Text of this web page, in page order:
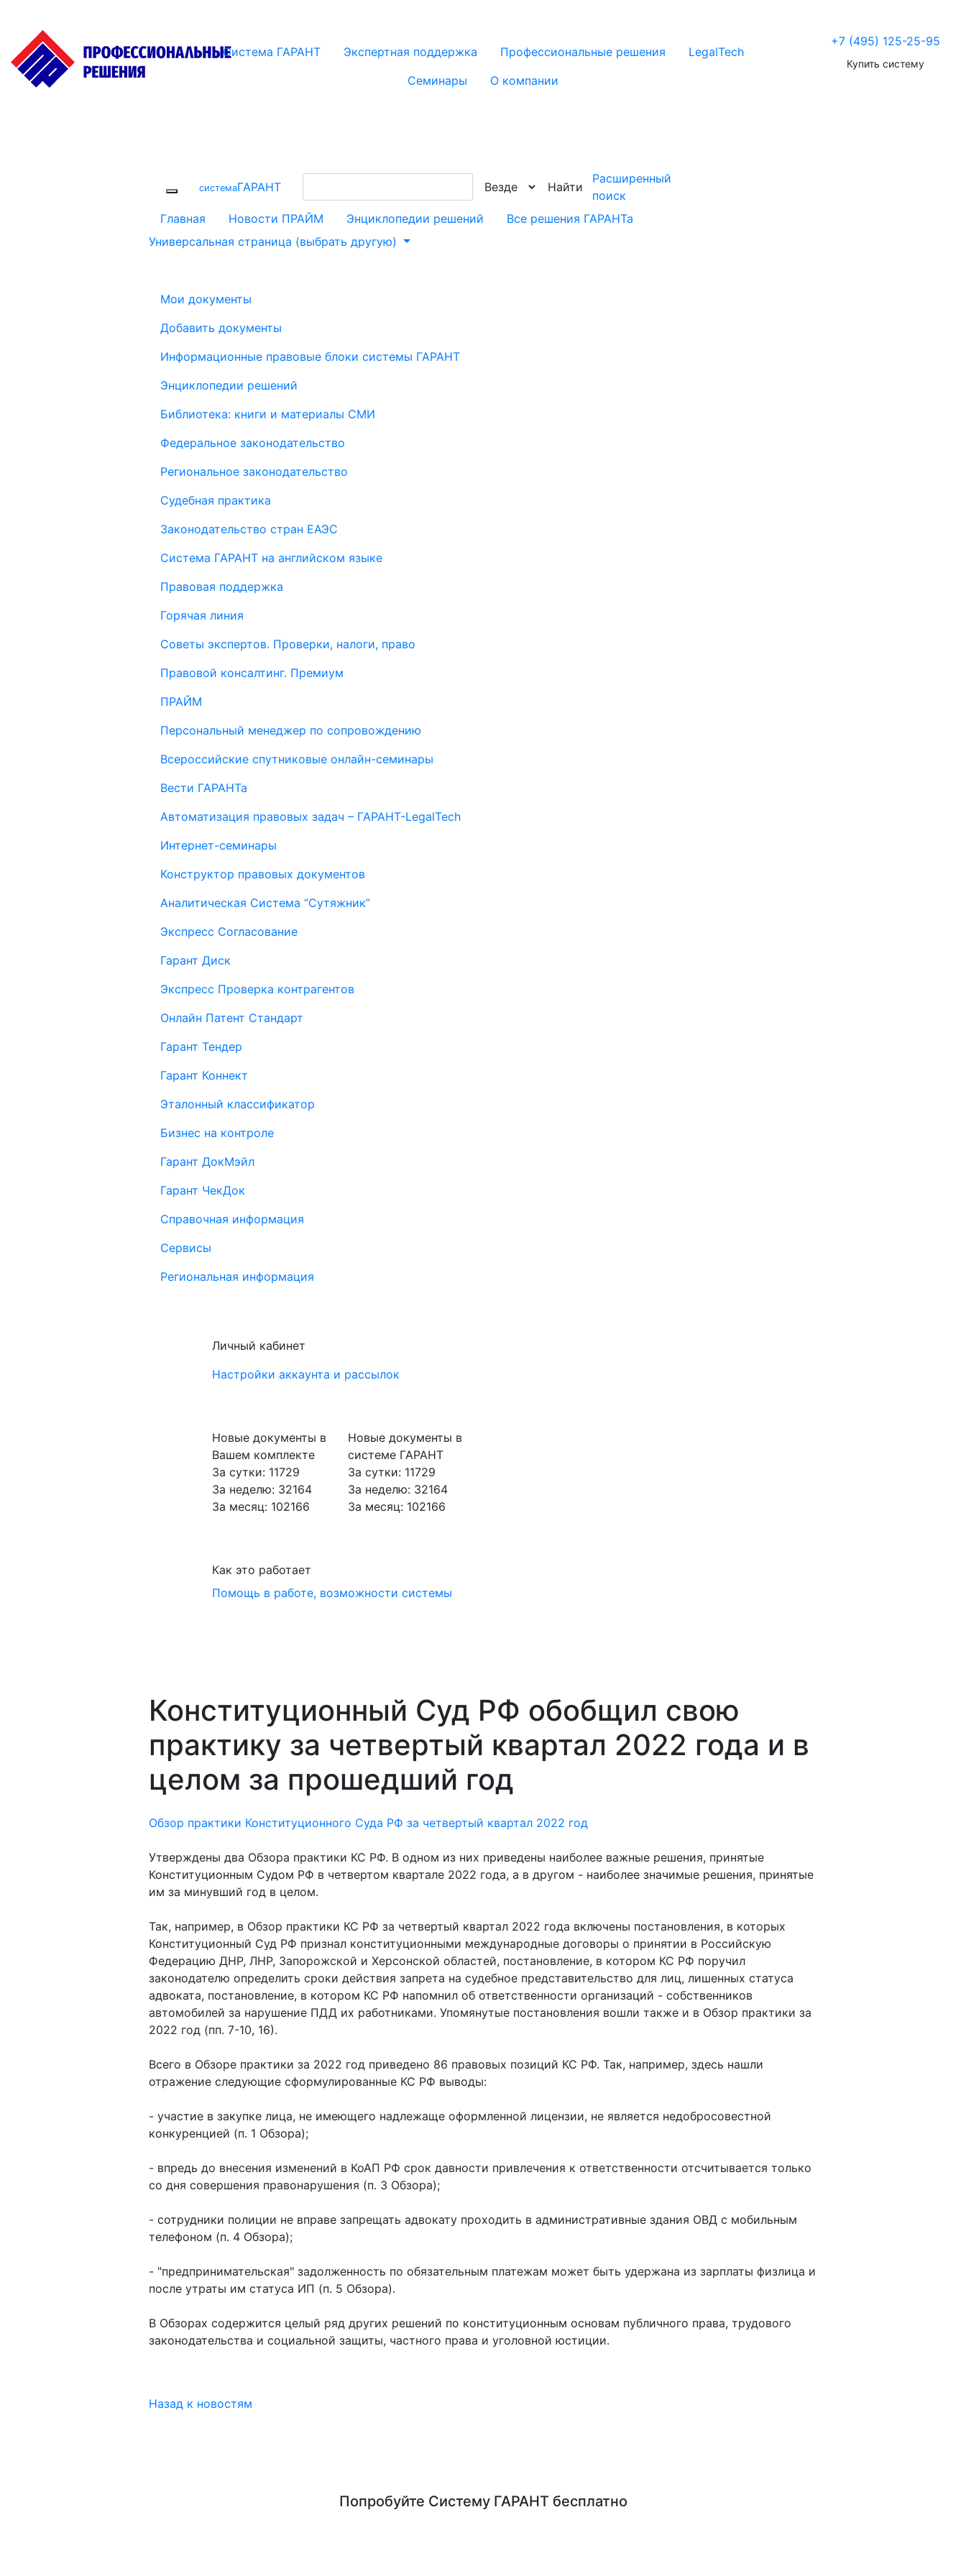
Система ГАРАНТ Экспертная поддержка Профессиональные решения
LegalTech
Семинары
О компании
+7 (495) 125-25-95
Купить систему
cистемаГАРАНТ Найти
Расширенный
поиск
Главная
Новости ПРАЙМ Энциклопедии решений
Все решения ГАРАНТа
Универсальная страница (выбрать другую)
Мои документы
Добавить документы
Информационные правовые блоки системы ГАРАНТ
Энциклопедии решений
Библиотека: книги и материалы СМИ
Федеральное законодательство
Региональное законодательство
Судебная практика
Законодательство стран ЕАЭС
Система ГАРАНТ на английском языке
Правовая поддержка
Горячая линия
Советы экспертов. Проверки, налоги, право
Правовой консалтинг. Премиум
ПРАЙМ
Персональный менеджер по сопровождению
Всероссийские спутниковые онлайн-семинары
Вести ГАРАНТа
Автоматизация правовых задач – ГАРАНТ-LegalTech
Интернет-семинары
Конструктор правовых документов
Аналитическая Система “Сутяжник”
Экспресс Согласование
Гарант Диск
Экспресс Проверка контрагентов
Онлайн Патент Стандарт
Гарант Тендер
Гарант Коннект
Эталонный классификатор
Бизнес на контроле
Гарант ДокМэйл
Гарант ЧекДок
Справочная информация
Сервисы
Региональная информация
Личный кабинет
Настройки аккаунта и рассылок
Новые документы в
Вашем комплекте
За сутки: 11729
За неделю: 32164
За месяц: 102166
Новые документы в
системе ГАРАНТ
За сутки: 11729
За неделю: 32164
За месяц: 102166
Как это работает
Помощь в работе, возможности системы
Конституционный Суд РФ обобщил свою
практику за четвертый квартал 2022 года и в
целом за прошедший год
Обзор практики Конституционного Суда РФ за четвертый квартал 2022 год
Утверждены два Обзора практики КС РФ. В одном из них приведены наиболее важные решения, принятые
Конституционным Судом РФ в четвертом квартале 2022 года, а в другом - наиболее значимые решения, принятые
им за минувший год в целом.
Так, например, в Обзор практики КС РФ за четвертый квартал 2022 года включены постановления, в которых
Конституционный Суд РФ признал конституционными международные договоры о принятии в Российскую
Федерацию ДНР, ЛНР, Запорожской и Херсонской областей, постановление, в котором КС РФ поручил
законодателю определить сроки действия запрета на судебное представительство для лиц, лишенных статуса
адвоката, постановление, в котором КС РФ напомнил об ответственности организаций - собственников
автомобилей за нарушение ПДД их работниками. Упомянутые постановления вошли также и в Обзор практики за
2022 год (пп. 7-10, 16).
Всего в Обзоре практики за 2022 год приведено 86 правовых позиций КС РФ. Так, например, здесь нашли
отражение следующие сформулированные КС РФ выводы:
- участие в закупке лица, не имеющего надлежаще оформленной лицензии, не является недобросовестной
конкуренцией (п. 1 Обзора);
- впредь до внесения изменений в КоАП РФ срок давности привлечения к ответственности отсчитывается только
со дня совершения правонарушения (п. 3 Обзора);
- сотрудники полиции не вправе запрещать адвокату проходить в административные здания ОВД с мобильным
телефоном (п. 4 Обзора);
- "предпринимательская" задолженность по обязательным платежам может быть удержана из зарплаты физлица и
после утраты им статуса ИП (п. 5 Обзора).
В Обзорах содержится целый ряд других решений по конституционным основам публичного права, трудового
законодательства и социальной защиты, частного права и уголовной юстиции.
Назад к новостям
Попробуйте Систему ГАРАНТбесплатно